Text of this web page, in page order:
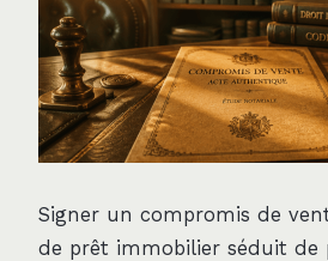
Signer un compromis de
de prêt immobilier séduit de